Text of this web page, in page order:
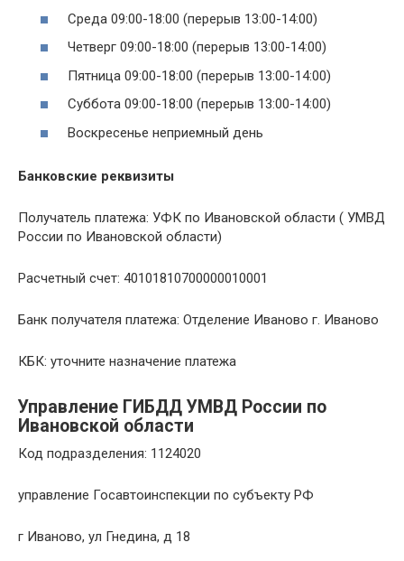
Среда 09:00-18:00 (перерыв 13:00-14:00)
Четверг 09:00-18:00 (перерыв 13:00-14:00)
Пятница 09:00-18:00 (перерыв 13:00-14:00)
Суббота 09:00-18:00 (перерыв 13:00-14:00)
Воскресенье неприемный день
Банковские реквизиты
Получатель платежа: УФК по Ивановской области ( УМВД
России по Ивановской области)
Расчетный счет: 40101810700000010001
Банк получателя платежа: Отделение Иваново г. Иваново
КБК: уточните назначение платежа
Управление ГИБДД УМВД России по
Ивановской области
Код подразделения: 1124020
управление Госавтоинспекции по субъекту РФ
г Иваново, ул Гнедина, д 18